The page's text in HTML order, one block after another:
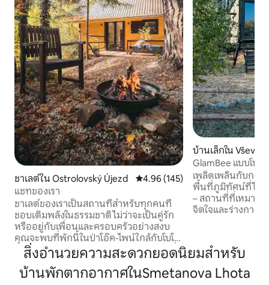
ชาเลต์ใน Ostrolovský Újezd คะแนนเฉลี่ย 4.96 จาก 5, 145 รีวิว
4.96 (145)
แชทของเรา
ชาเลต์ของเราเป็นสถานที่สำหรับทุกคนที่
ชอบเติมพลังในธรรมชาติ ไม่ว่าจะเป็นคู่รัก
หรืออยู่กับเพื่อนและครอบครัวอย่างสงบ
คุณจะพบที่พักนี้ในป่าโอ๊ค-ไพน์ใกล้กับโบโร
วานีในเซาท์โบฮีเมีย ท่ามกลางธรรมชาติที่
สวยงามไม่ไกลจากเทือกเขาโนโวกราดสเก
แม้ว่าอาจดูไม่เหมือนในตอนแรก แต่ก็มี
บ้านเล็กใน Vševily
GlamBee แบบโพส
เพลิดเพลินกับการ
พื้นที่ภูมิทัศน์ที่ได้รั
– สถานที่ที่เหมาะ
จิตใจและร่างกาย
สบายๆ ท่ามกลาง
ออกแบบให้เรียบง่
กลมกลืนกับธรรม
ความสะดวกสำหรั
สิ่งอำนวยความสะดวกยอดนิยมสำหรับ
บ้านพักตากอากาศในSmetanova Lhota